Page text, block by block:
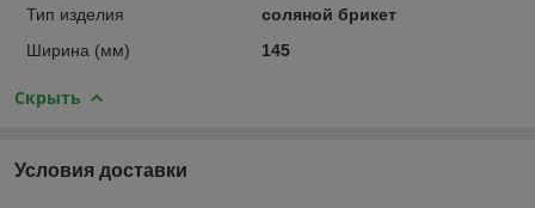
Тип изделия
соляной брикет
Ширина (мм)
145
Скрыть
Условия доставки